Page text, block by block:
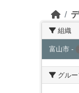
組織
富山市 -
グル